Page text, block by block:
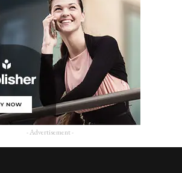
- Advertisement -